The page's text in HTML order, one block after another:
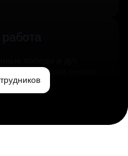
лучший сервис